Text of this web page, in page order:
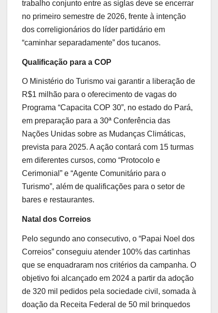
trabalho conjunto entre as siglas deve se encerrar
no primeiro semestre de 2026, frente à intenção
dos correligionários do líder partidário em
“caminhar separadamente” dos tucanos.
Qualificação para a COP
O Ministério do Turismo vai garantir a liberação de
R$1 milhão para o oferecimento de vagas do
Programa “Capacita COP 30”, no estado do Pará,
em preparação para a 30ª Conferência das
Nações Unidas sobre as Mudanças Climáticas,
prevista para 2025. A ação contará com 15 turmas
em diferentes cursos, como “Protocolo e
Cerimonial” e “Agente Comunitário para o
Turismo”, além de qualificações para o setor de
bares e restaurantes.
Natal dos Correios
Pelo segundo ano consecutivo, o “Papai Noel dos
Correios” conseguiu atender 100% das cartinhas
que se enquadraram nos critérios da campanha. O
objetivo foi alcançado em 2024 a partir da adoção
de 320 mil pedidos pela sociedade civil, somada à
doação da Receita Federal de 50 mil brinquedos